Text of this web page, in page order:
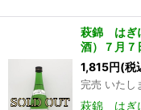
萩錦 はぎ
酒）７月７
1,815円(税
完売 いたし
萩錦 はぎ